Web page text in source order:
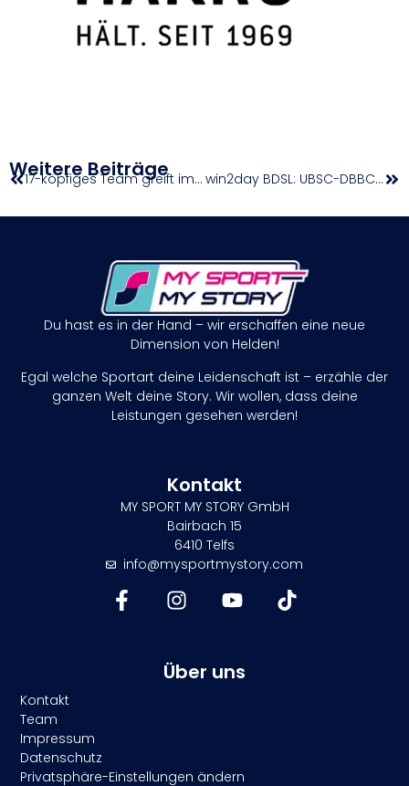
Weitere Beiträge 17-köpfiges Team greift im Ardèche-Tal nach weiteren Topergebnissen und hofft auf Medaillen win2day BDSL: UBSC-DBBC Graz und Basket Flames Women gewinnen
Du hast es in der Hand – wir erschaffen eine neue
Dimension von Helden!
Egal welche Sportart deine Leidenschaft ist – erzähle der
ganzen Welt deine Story. Wir wollen, dass deine
Leistungen gesehen werden!
Kontakt
MY SPORT MY STORY GmbH
Bairbach 15
6410 Telfs
info@mysportmystory.com
Über uns
Kontakt
Team
Impressum
Datenschutz
Privatsphäre-Einstellungen ändern